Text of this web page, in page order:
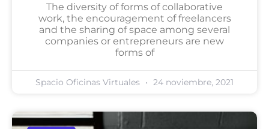
The diversity of forms of collaborative
work, the encouragement of freelancers
and the sharing of space among several
companies or entrepreneurs are new
forms of
Spacio Oficinas Virtuales 24 noviembre, 2021